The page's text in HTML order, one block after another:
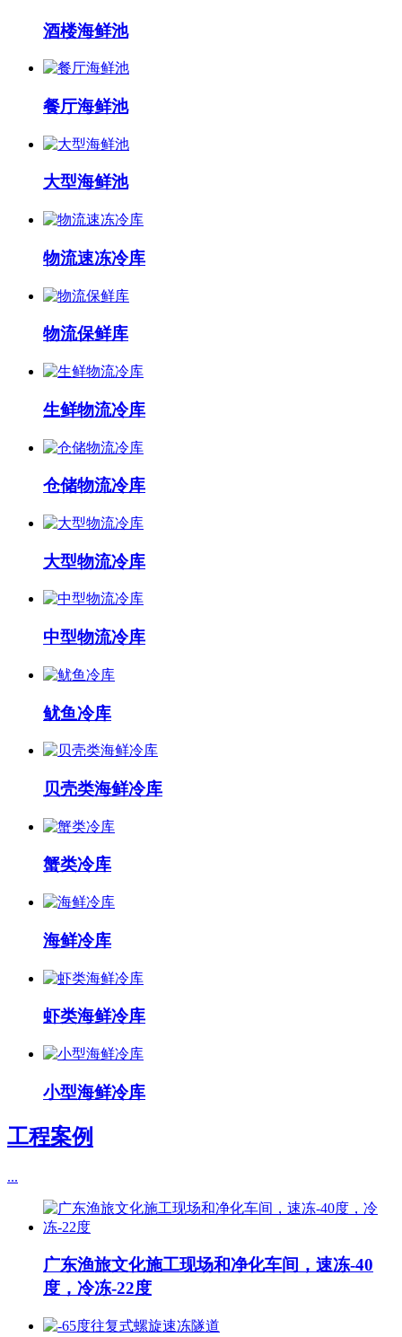
酒楼海鲜池
餐厅海鲜池
大型海鲜池
物流速冻冷库
物流保鲜库
生鲜物流冷库
仓储物流冷库
大型物流冷库
中型物流冷库
鱿鱼冷库
贝壳类海鲜冷库
蟹类冷库
海鲜冷库
虾类海鲜冷库
小型海鲜冷库
工程案例
...
广东渔旅文化施工现场和净化车间，速冻-40
度，冷冻-22度